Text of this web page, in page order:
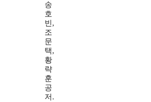
송
호
빈,
조
문
택,
황
략
훈
공
저.